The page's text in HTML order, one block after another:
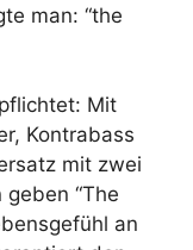
man: “the
Mit
Kontrabass
mit zwei
geben “The
an